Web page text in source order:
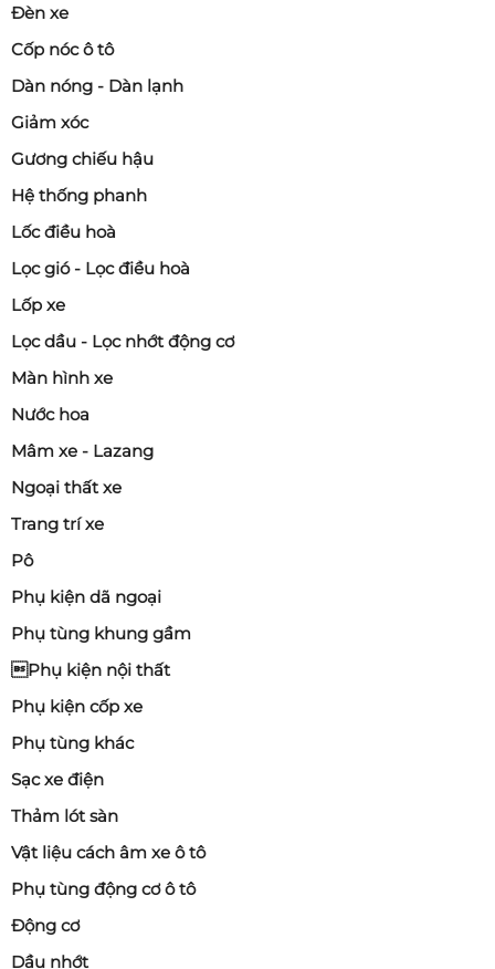
Đèn xe
Cốp nóc ô tô
Dàn nóng - Dàn lạnh
Giảm xóc
Gương chiếu hậu
Hệ thống phanh
Lốc điều hoà
Lọc gió - Lọc điều hoà
Lốp xe
Lọc dầu - Lọc nhớt động cơ
Màn hình xe
Nước hoa
Mâm xe - Lazang
Ngoại thất xe
Trang trí xe
Pô
Phụ kiện dã ngoại
Phụ tùng khung gầm
Phụ kiện nội thất
Phụ kiện cốp xe
Phụ tùng khác
Sạc xe điện
Thảm lót sàn
Vật liệu cách âm xe ô tô
Phụ tùng động cơ ô tô
Động cơ
Dầu nhớt